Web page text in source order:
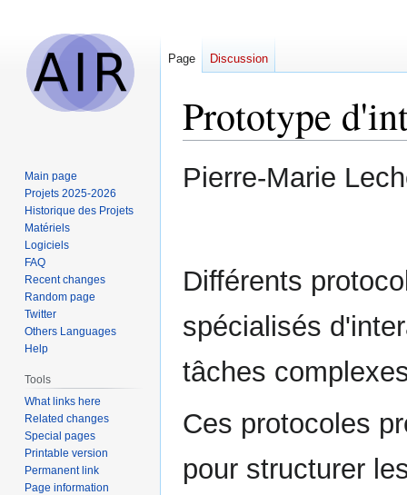
Prototype
Jump
to
Jump
to
Pierre-Marie
Différents
spécialisés
tâches
Ces protocoles
pour structurer
Page Discussion
Main page
Projets 2025-2026
Historique des Projets
Matériels
Logiciels
FAQ
Recent changes
Random page
Twitter
Others Languages
Help
Tools
What links here
Related changes
Special pages
Printable version
Permanent link
Page information